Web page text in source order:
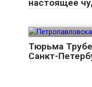
настоящее
Тюрьма
Санкт-